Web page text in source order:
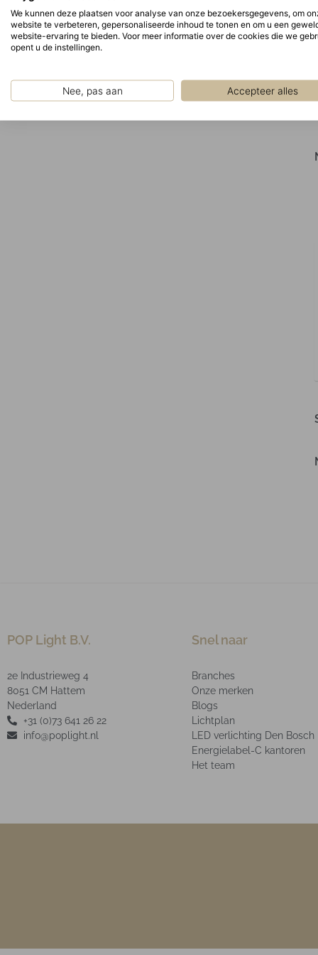
We kunnen deze plaatsen voor analyse van onze bezoekersgegevens, om
website te verbeteren, gepersonaliseerde inhoud te tonen en om u een
website-ervaring te bieden. Voor meer informatie over de cookies die we
opent u de instellingen.
Nee, pas aan Accepteer alles
POP Light B.V.
2e Industrieweg 4
8051 CM Hattem
Nederland
+31 (0)73 641 26 22
info@poplight.nl
Snel naar
Branches
Onze merken
Blogs
Lichtplan
LED verlichting Den Bosch
Energielabel-C kantoren
Het team